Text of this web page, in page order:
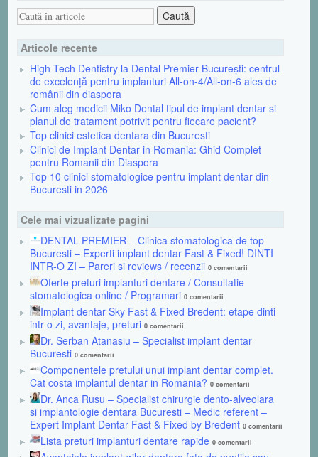
Articole recente
High Tech Dentistry la Dental Premier București: centrul
de excelență pentru implanturi All-on-4/All-on-6 ales de
românii din diaspora
Cum aleg medicii Miko Dental tipul de implant dentar si
planul de tratament potrivit pentru fiecare pacient?
Top clinici estetica dentara din Bucuresti
Clinici de Implant Dentar in Romania: Ghid Complet
pentru Romanii din Diaspora
Top 10 clinici stomatologice pentru implant dentar din
Bucuresti in 2026
Cele mai vizualizate pagini
DENTAL PREMIER – Clinica stomatologica de top
Bucuresti – Experti implant dentar Fast & Fixed! DINTI
INTR-O ZI – Pareri si reviews / recenzii 0 comentarii
Oferte preturi implanturi dentare / Consultatie
stomatologica online / Programari 0 comentarii
Implant dentar Sky Fast & Fixed Bredent: etape dinti
intr-o zi, avantaje, preturi 0 comentarii
Dr. Serban Atanasiu – Specialist implant dentar
Bucuresti 0 comentarii
Componentele pretului unui implant dentar complet.
Cat costa implantul dentar in Romania? 0 comentarii
Dr. Anca Rusu – Specialist chirurgie dento-alveolara
si implantologie dentara Bucuresti – Medic referent –
Expert Implant Dentar Fast & Fixed by Bredent 0 comentarii
Lista preturi implanturi dentare rapide 0 comentarii